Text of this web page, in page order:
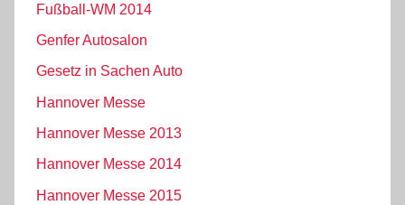
Fußball-WM 2014
Genfer Autosalon
Gesetz in Sachen Auto
Hannover Messe
Hannover Messe 2013
Hannover Messe 2014
Hannover Messe 2015